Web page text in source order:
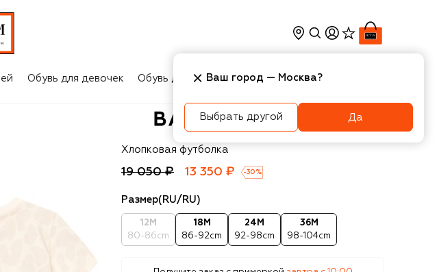
Обувь для девочек Обувь для мальчиков Игрушки Аксесcуары
Balmain
Хлопковая футболка
19 050 ₽ 13 350 ₽ -30 %
Размер(RU/RU)
12M
80-86cm
18M
86-92cm
24M
92-98cm
36M
98-104cm
Ваш город — Москва?
Выбрать другой Да